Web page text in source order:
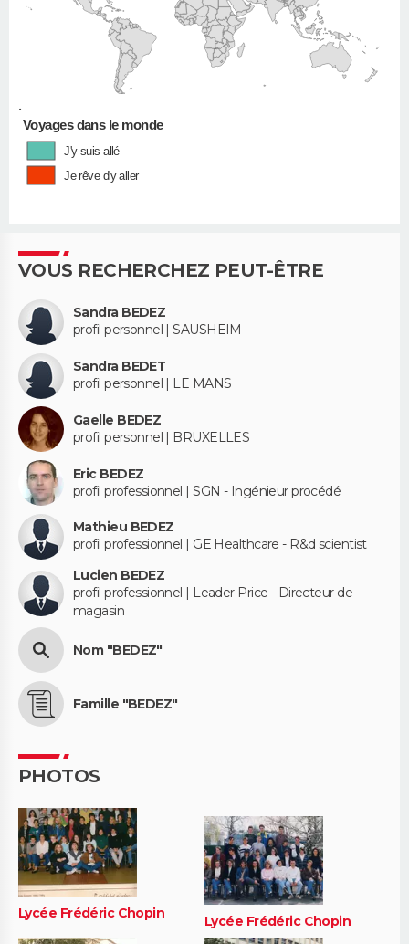
•
Voyages dans le monde
J'y suis allé
Je rêve d'y aller
VOUS RECHERCHEZ PEUT-ÊTRE
Sandra BEDEZ
profil personnel | SAUSHEIM
Sandra BEDET
profil personnel | LE MANS
Gaelle BEDEZ
profil personnel | BRUXELLES
Eric BEDEZ
profil professionnel | SGN - Ingénieur procédé
Mathieu BEDEZ
profil professionnel | GE Healthcare - R&d scientist
Lucien BEDEZ
profil professionnel | Leader Price - Directeur de
magasin
Nom "BEDEZ"
Famille "BEDEZ"
PHOTOS
Lycée Frédéric Chopin Lycée Frédéric Chopin